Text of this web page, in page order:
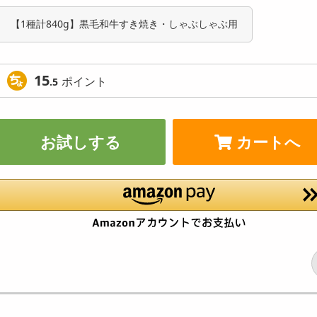
【1種計840g】黒毛和牛すき焼き・しゃぶしゃぶ用
15.5 ポイント
お試しする カートへ